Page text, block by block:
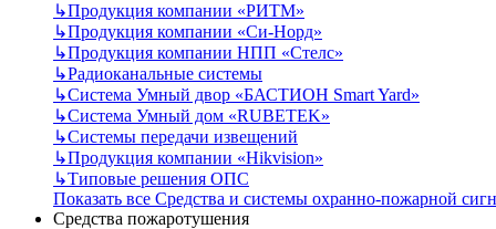
↳Продукция компании «РИТМ»
↳Продукция компании «Си-Норд»
↳Продукция компании НПП «Стелс»
↳Радиоканальные системы
↳Система Умный двор «БАСТИОН Smart Yard»
↳Система Умный дом «RUBETEK»
↳Системы передачи извещений
↳Продукция компании «Hikvision»
↳Типовые решения ОПС
Показать все Средства и системы охранно-пожарной
Средства пожаротушения